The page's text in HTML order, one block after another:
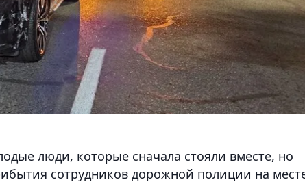
люди, которые сначала стояли вместе, но
сотрудников дорожной полиции на